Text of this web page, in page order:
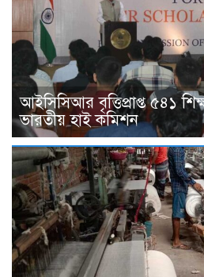
আইসিসিআর বৃত্তিপ্রাপ্ত ৫৪১
ভারতীয় হাই কমিশন